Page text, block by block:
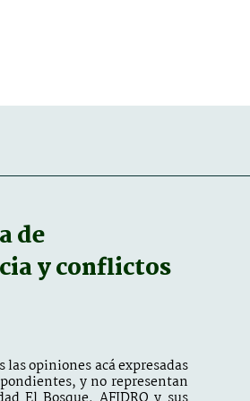
de
y conflictos
opiniones acá expresadas
y no representan